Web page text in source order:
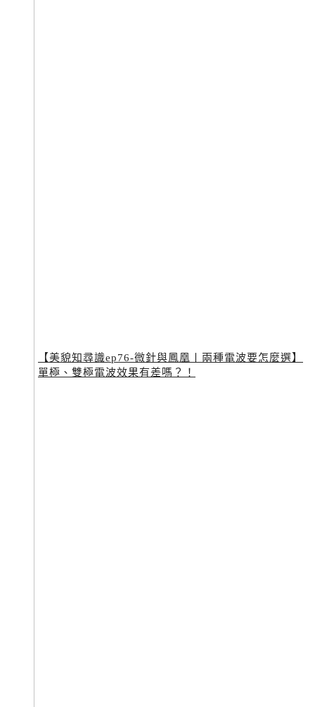
【美貌知尋識ep76-微針與鳳凰〡兩種電波要怎麼選】
單極、雙極電波效果有差嗎？！